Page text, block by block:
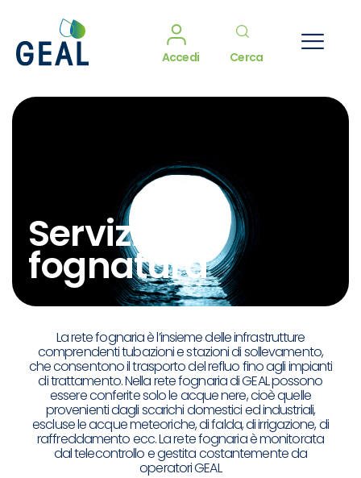
Accedi Cerca
Servizio
fognatura
La rete fognaria è l’insieme delle infrastrutture
comprendenti tubazioni e stazioni di sollevamento,
che consentono il trasporto del refluo fino agli impianti
di trattamento. Nella rete fognaria di GEAL possono
essere conferite solo le acque nere, cioè quelle
provenienti dagli scarichi domestici ed industriali,
escluse le acque meteoriche, di falda, di irrigazione, di
raffreddamento ecc. La rete fognaria è monitorata
dal telecontrollo e gestita costantemente da
operatori GEAL